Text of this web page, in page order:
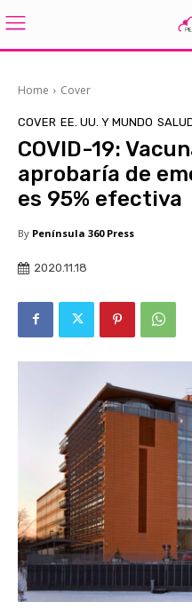
Home Cover
COVER EE. UU. Y MUNDO
COVID-19:
aprobaría de
es 95% efectiva
By Península 360 Press
2020.11.18